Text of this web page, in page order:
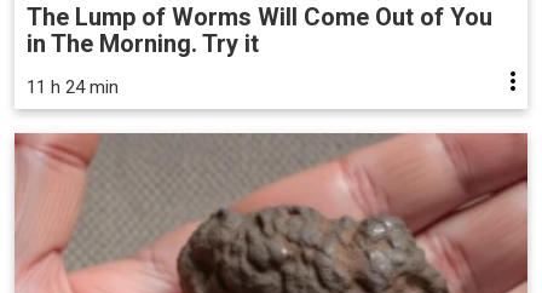
The Lump of Worms Will Come Out of You
in The Morning. Try it
11 h 24 min